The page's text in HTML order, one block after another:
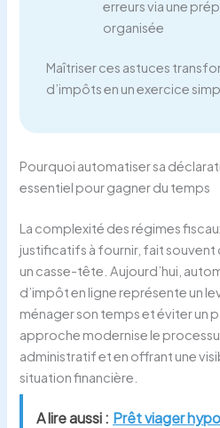
erreurs via une
organisée
Maîtriser ces astuces
d’impôts en un exercice
Pourquoi automatiser sa
essentiel pour gagner du temps
La complexité des régimes
justificatifs à fournir, fait souvent
un casse-tête. Aujourd’hui,
d’impôt en ligne représente un
ménager son temps et éviter un
approche modernise le
administratif et en offrant une
situation financière.
A lire aussi : Prêt viager